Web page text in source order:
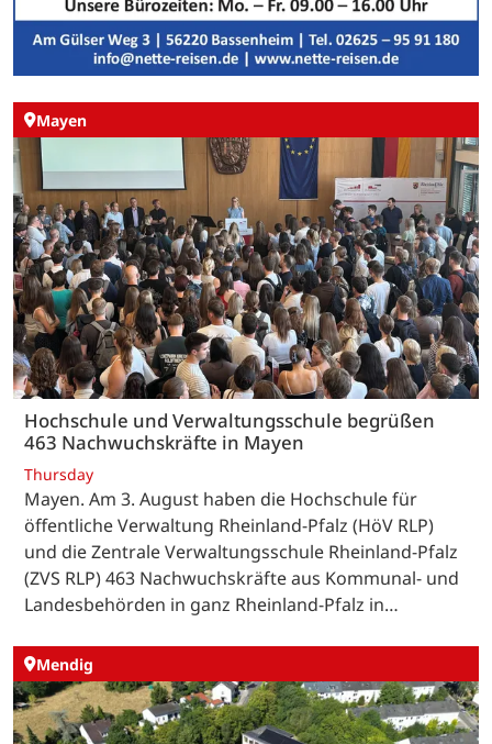
Mayen
Hochschule und Verwaltungsschule begrüßen
463 Nachwuchskräfte in Mayen
Thursday
Mayen. Am 3. August haben die Hochschule für
öffentliche Verwaltung Rheinland-Pfalz (HöV RLP)
und die Zentrale Verwaltungsschule Rheinland-Pfalz
(ZVS RLP) 463 Nachwuchskräfte aus Kommunal- und
Landesbehörden in ganz Rheinland-Pfalz in…
Mendig